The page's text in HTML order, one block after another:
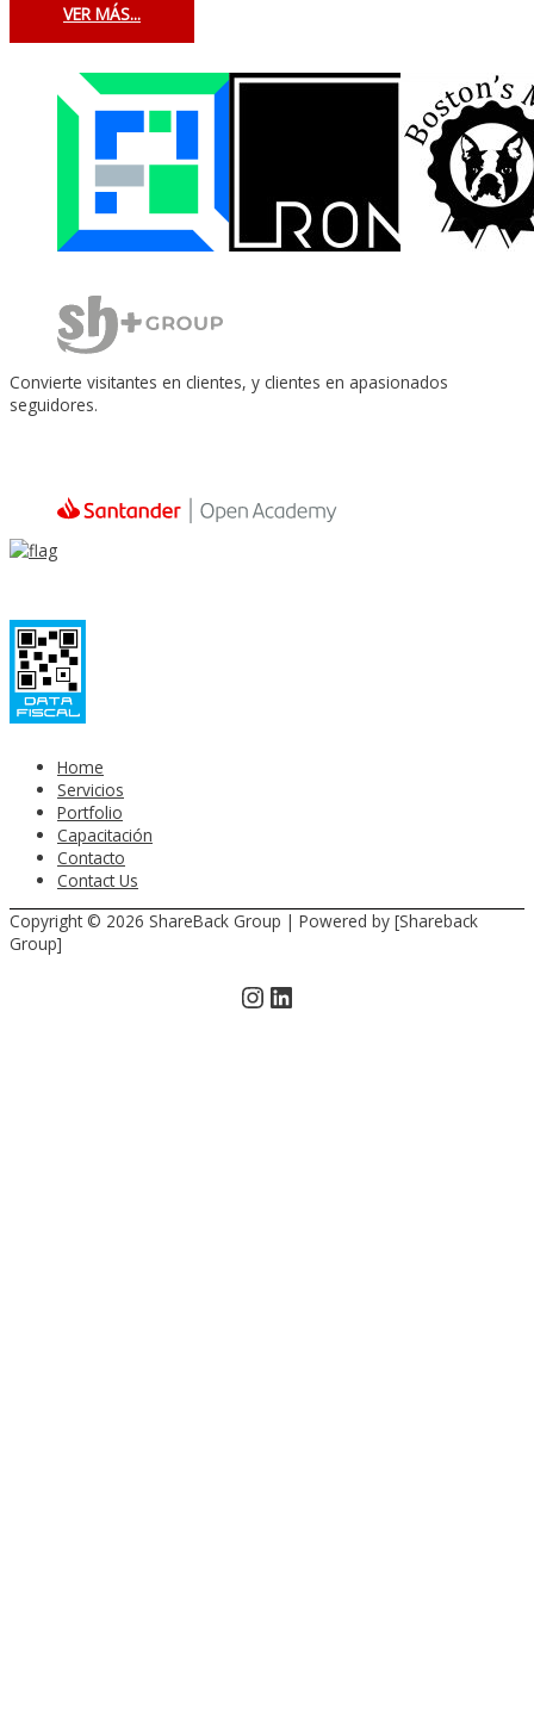
VER MÁS...
Convierte visitantes en clientes, y clientes en apasionados
seguidores.
Home
Servicios
Portfolio
Capacitación
Contacto
Contact Us
Copyright © 2026 ShareBack Group | Powered by [Shareback
Group]
Instagram
LinkedIn